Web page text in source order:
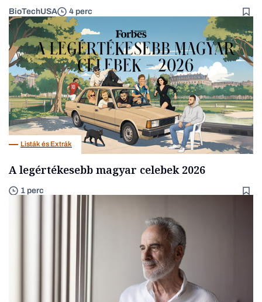
BioTechUSA 4 perc
Listák és Extrák
A legértékesebb magyar celebek 2026
1 perc